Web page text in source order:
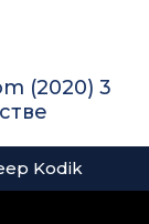
(2020) 3
Kodik